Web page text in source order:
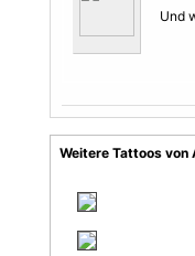
Und
Weitere Tattoos von